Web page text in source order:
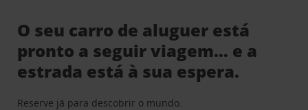
O seu carro de aluguer está
pronto a seguir viagem… e a
estrada está à sua espera.
Reserve já para descobrir o mundo.